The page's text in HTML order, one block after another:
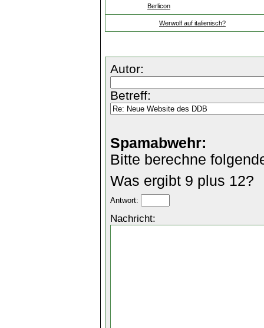
Berlicon
Werwolf auf italienisch?
Autor:
Betreff:
Spamabwehr:
Bitte berechne
Was ergibt 9 plus 12?
Antwort:
Nachricht: